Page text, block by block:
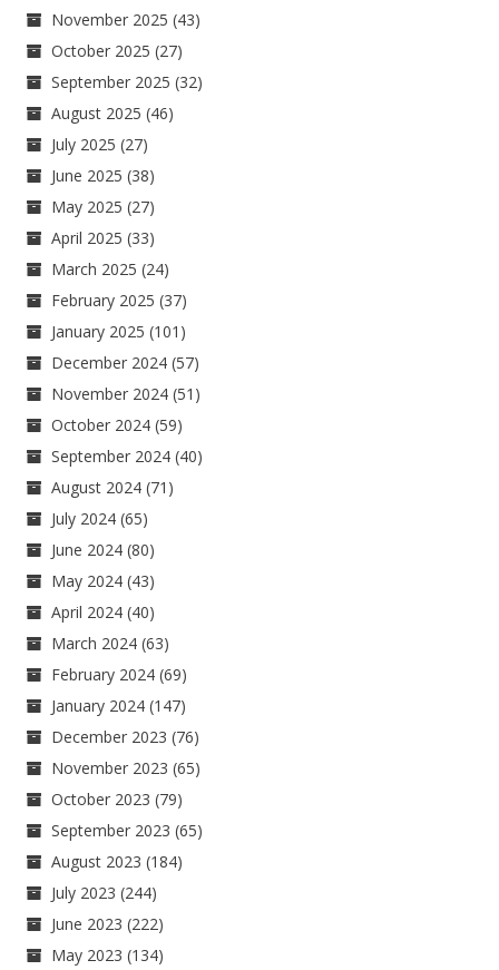
November 2025 (43)
October 2025 (27)
September 2025 (32)
August 2025 (46)
July 2025 (27)
June 2025 (38)
May 2025 (27)
April 2025 (33)
March 2025 (24)
February 2025 (37)
January 2025 (101)
December 2024 (57)
November 2024 (51)
October 2024 (59)
September 2024 (40)
August 2024 (71)
July 2024 (65)
June 2024 (80)
May 2024 (43)
April 2024 (40)
March 2024 (63)
February 2024 (69)
January 2024 (147)
December 2023 (76)
November 2023 (65)
October 2023 (79)
September 2023 (65)
August 2023 (184)
July 2023 (244)
June 2023 (222)
May 2023 (134)